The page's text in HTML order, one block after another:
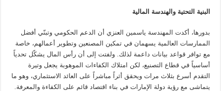
البنية التحتية والهندسة المالية
بدورها، أكدت المهندسة ياسمين العنزي أن الدعم الحكومي وتبنّي أفضل
الممارسات العالمية يسهمان في تمكين المصنعين وتطوير أعمالهم، خاصة
مع توافر قواعد بيانات داعمة لذلك. ولفتت إلى أن رأس المال يشكّل تحدياً
أساسياً في قطاع التصنيع، لكن امتلاك الكفاءات الموهوبة يجعل وتيرة
التقدم أسرع بثلاث مرات ويحقق أثراً مباشراً على العائد الاستثماري، وهو ما
يتماشى مع رؤية دولة الإمارات في بناء اقتصاد قائم على الكفاءة والمعرفة.